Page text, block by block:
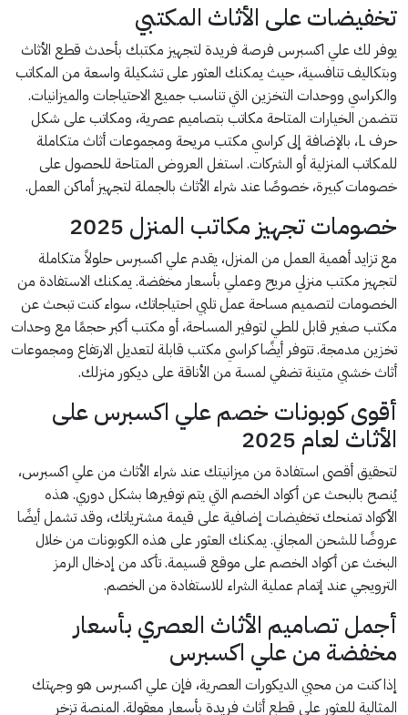
تخفيضات على الأثاث المكتبي
يوفر لك علي اكسبرس فرصة فريدة لتجهيز مكتبك بأحدث قطع الأثاث
وبتكاليف تنافسية، حيث يمكنك العثور على تشكيلة واسعة من المكاتب
والكراسي ووحدات التخزين التي تناسب جميع الاحتياجات والميزانيات.
تتضمن الخيارات المتاحة مكاتب بتصاميم عصرية، ومكاتب على شكل
حرف L، بالإضافة إلى كراسي مكتب مريحة ومجموعات أثاث متكاملة
للمكاتب المنزلية أو الشركات. استغل العروض المتاحة للحصول على
خصومات كبيرة، خصوصًا عند شراء الأثاث بالجملة لتجهيز أماكن العمل.
خصومات تجهيز مكاتب المنزل 2025
مع تزايد أهمية العمل من المنزل، يقدم علي اكسبرس حلولاً متكاملة
لتجهيز مكتب منزلي مريح وعملي بأسعار مخفضة. يمكنك الاستفادة من
الخصومات لتصميم مساحة عمل تلبي احتياجاتك، سواء كنت تبحث عن
مكتب صغير قابل للطي لتوفير المساحة، أو مكتب أكبر حجمًا مع وحدات
تخزين مدمجة. تتوفر أيضًا كراسي مكتب قابلة لتعديل الارتفاع ومجموعات
أثاث خشبي متينة تضفي لمسة من الأناقة على ديكور منزلك.
أقوى كوبونات خصم علي اكسبرس على
الأثاث لعام 2025
لتحقيق أقصى استفادة من ميزانيتك عند شراء الأثاث من علي اكسبرس،
يُنصح بالبحث عن أكواد الخصم التي يتم توفيرها بشكل دوري. هذه
الأكواد تمنحك تخفيضات إضافية على قيمة مشترياتك، وقد تشمل أيضًا
عروضًا للشحن المجاني. يمكنك العثور على هذه الكوبونات من خلال
البخث عن أكواد الخصم على موقع قسيمة. تأكد من إدخال الرمز
الترويجي عند إتمام عملية الشراء للاستفادة من الخصم.
أجمل تصاميم الأثاث العصري بأسعار
مخفضة من علي اكسبرس
إذا كنت من محبي الديكورات العصرية، فإن علي اكسبرس هو وجهتك
المثالية للعثور على قطع أثاث فريدة بأسعار معقولة. المنصة تزخر